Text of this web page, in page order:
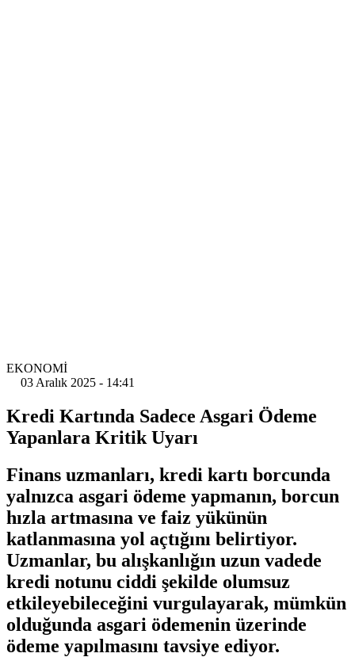
EKONOMİ
03 Aralık 2025 - 14:41
Kredi Kartında Sadece Asgari Ödeme
Yapanlara Kritik Uyarı
Finans uzmanları, kredi kartı borcunda
yalnızca asgari ödeme yapmanın, borcun
hızla artmasına ve faiz yükünün
katlanmasına yol açtığını belirtiyor.
Uzmanlar, bu alışkanlığın uzun vadede
kredi notunu ciddi şekilde olumsuz
etkileyebileceğini vurgulayarak, mümkün
olduğunda asgari ödemenin üzerinde
ödeme yapılmasını tavsiye ediyor.